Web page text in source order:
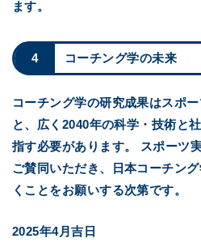
ます。
4 コーチング学の未来
コーチング学の研究成果はスポ
と、広く2040年の科学・技術と
指す必要があります。 スポーツ
ご賛同いただき、日本コーチン
くことをお願いする次第です。
2025年4月吉日